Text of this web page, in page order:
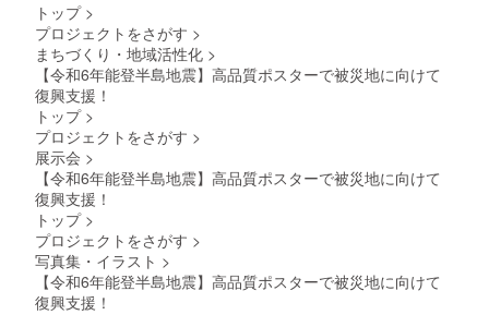
トップ >
プロジェクトをさがす >
まちづくり・地域活性化 >
【令和6年能登半島地震】高品質ポスターで被災地に向けて
復興支援！
トップ >
プロジェクトをさがす >
展示会 >
【令和6年能登半島地震】高品質ポスターで被災地に向けて
復興支援！
トップ >
プロジェクトをさがす >
写真集・イラスト >
【令和6年能登半島地震】高品質ポスターで被災地に向けて
復興支援！